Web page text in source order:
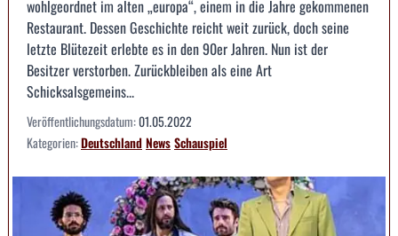
wohlgeordnet im alten „europa“, einem in die Jahre gekommenen
Restaurant. Dessen Geschichte reicht weit zurück, doch seine
letzte Blütezeit erlebte es in den 90er Jahren. Nun ist der
Besitzer verstorben. Zurückbleiben als eine Art
Schicksalsgemeins...
Veröffentlichungsdatum:01.05.2022
Kategorien:DeutschlandNewsSchauspiel